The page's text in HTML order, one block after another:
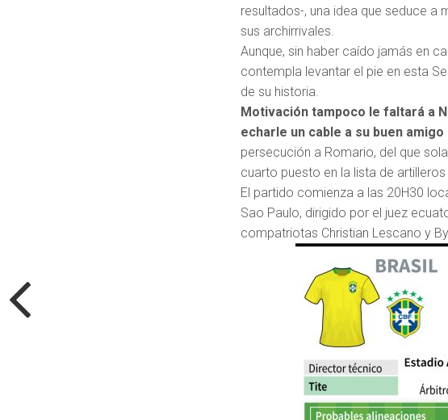
resultados-, una idea que seduce a
sus archirrivales.
Aunque, sin haber caído jamás en
contempla levantar el pie en esta
de su historia.
Motivación tampoco le faltará a
echarle un cable a su buen amigo
persecución a Romario, del que
cuarto puesto en la lista de
El partido comienza a las 20H30
Sao Paulo, dirigido por el juez
compatriotas Christian Lescano y